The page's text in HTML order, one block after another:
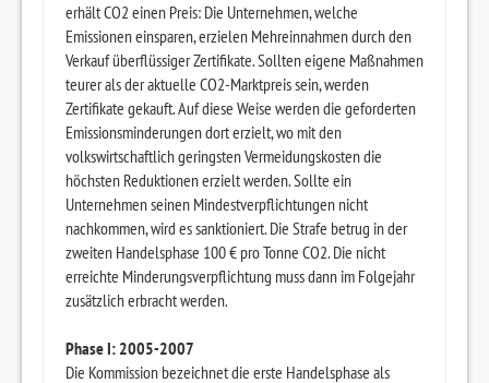
erhält CO2 einen Preis: Die Unternehmen, welche
Emissionen einsparen, erzielen Mehreinnahmen durch den
Verkauf überflüssiger Zertifikate. Sollten eigene Maßnahmen
teurer als der aktuelle CO2-Marktpreis sein, werden
Zertifikate gekauft. Auf diese Weise werden die geforderten
Emissionsminderungen dort erzielt, wo mit den
volkswirtschaftlich geringsten Vermeidungskosten die
höchsten Reduktionen erzielt werden. Sollte ein
Unternehmen seinen Mindestverpflichtungen nicht
nachkommen, wird es sanktioniert. Die Strafe betrug in der
zweiten Handelsphase 100 € pro Tonne CO2. Die nicht
erreichte Minderungsverpflichtung muss dann im Folgejahr
zusätzlich erbracht werden.
Phase I: 2005-2007
Die Kommission bezeichnet die erste Handelsphase als